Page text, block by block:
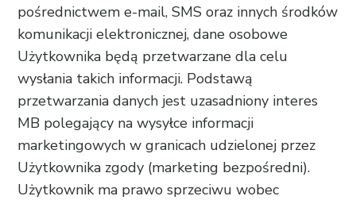
pośrednictwem e-mail, SMS oraz innych środków
komunikacji elektronicznej, dane osobowe
Użytkownika będą przetwarzane dla celu
wysłania takich informacji. Podstawą
przetwarzania danych jest uzasadniony interes
MB polegający na wysyłce informacji
marketingowych w granicach udzielonej przez
Użytkownika zgody (marketing bezpośredni).
Użytkownik ma prawo sprzeciwu wobec